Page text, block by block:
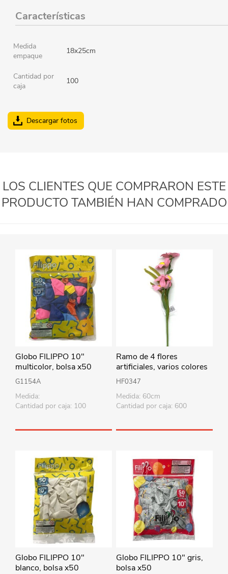
Características
Medida
empaque
18x25cm
Cantidad por
caja
100
Descargar fotos
LOS CLIENTES QUE COMPRARON ESTE
PRODUCTO TAMBIÉN HAN COMPRADO
Globo FILIPPO 10"
multicolor, bolsa x50
G1154A
Medida:
Cantidad por caja: 100
Ramo de 4 flores
artificiales, varios colores
HF0347
Medida: 60cm
Cantidad por caja: 600
Globo FILIPPO 10"
blanco, bolsa x50
Globo FILIPPO 10" gris,
bolsa x50